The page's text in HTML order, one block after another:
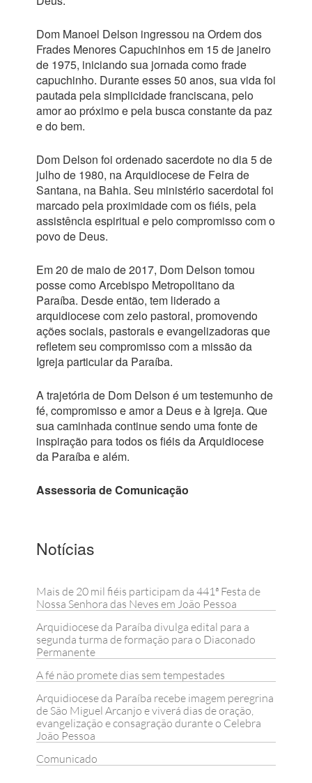
Dom Manoel Delson ingressou na Ordem dos
Frades Menores Capuchinhos em 15 de janeiro
de 1975, iniciando sua jornada como frade
capuchinho. Durante esses 50 anos, sua vida foi
pautada pela simplicidade franciscana, pelo
amor ao próximo e pela busca constante da paz
e do bem.
Dom Delson foi ordenado sacerdote no dia 5 de
julho de 1980, na Arquidiocese de Feira de
Santana, na Bahia. Seu ministério sacerdotal foi
marcado pela proximidade com os fiéis, pela
assistência espiritual e pelo compromisso com o
povo de Deus.
Em 20 de maio de 2017, Dom Delson tomou
posse como Arcebispo Metropolitano da
Paraíba. Desde então, tem liderado a
arquidiocese com zelo pastoral, promovendo
ações sociais, pastorais e evangelizadoras que
refletem seu compromisso com a missão da
Igreja particular da Paraíba.
A trajetória de Dom Delson é um testemunho de
fé, compromisso e amor a Deus e à Igreja. Que
sua caminhada continue sendo uma fonte de
inspiração para todos os fiéis da Arquidiocese
da Paraíba e além.
Assessoria de Comunicação
Notícias
Mais de 20 mil fiéis participam da 441ª Festa de
Nossa Senhora das Neves em João Pessoa
Arquidiocese da Paraíba divulga edital para a
segunda turma de formação para o Diaconado
Permanente
A fé não promete dias sem tempestades
Arquidiocese da Paraíba recebe imagem peregrina
de São Miguel Arcanjo e viverá dias de oração,
evangelização e consagração durante o Celebra
João Pessoa
Comunicado